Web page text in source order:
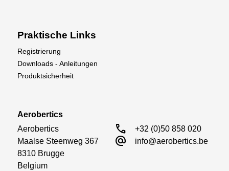
Praktische Links
Registrierung
Downloads - Anleitungen
Produktsicherheit
Aerobertics
Aerobertics
Maalse Steenweg 367
8310 Brugge
Belgium
call +32 (0)50 858 020
alternate_email info@aerobertics.be